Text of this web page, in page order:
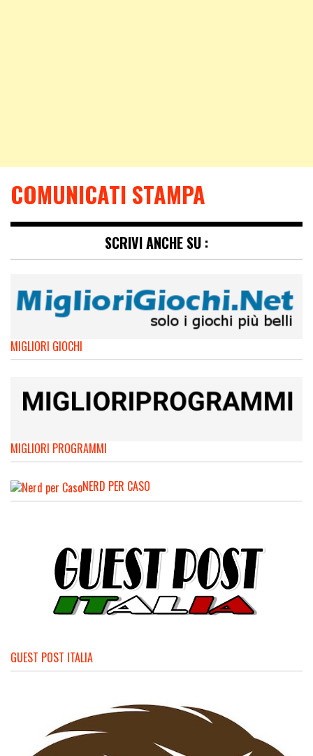
COMUNICATI STAMPA
SCRIVI ANCHE SU :
MIGLIORI GIOCHI
MIGLIORI PROGRAMMI
NERD PER CASO
GUEST POST ITALIA